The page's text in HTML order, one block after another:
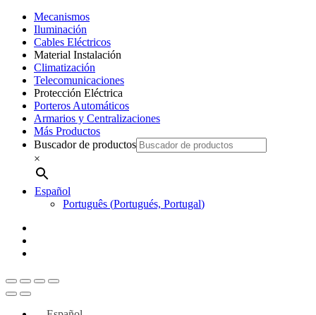
Mecanismos
Iluminación
Cables Eléctricos
Material Instalación
Climatización
Telecomunicaciones
Protección Eléctrica
Porteros Automáticos
Armarios y Centralizaciones
Más Productos
Buscador de productos
×
Español
Português (Portugués, Portugal)